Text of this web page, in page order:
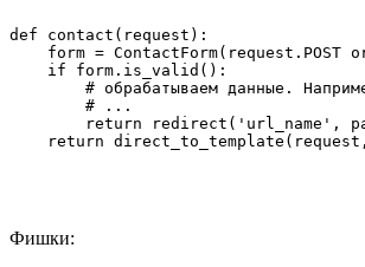
def contact(request):
form = ContactForm(request.POST
    if form.is_valid():
# обрабатываем данные.
        # ...
return redirect('url_name',
Фишки: